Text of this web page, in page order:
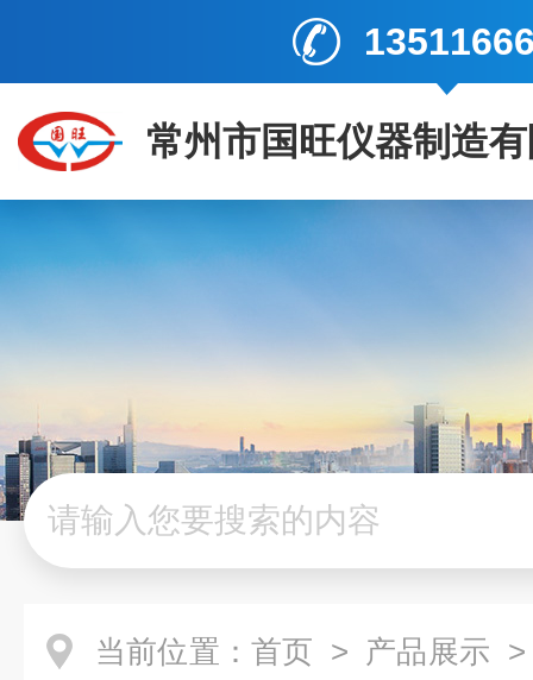
常州市国旺仪器制造
当前位置： 首页 > 产品展示